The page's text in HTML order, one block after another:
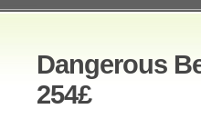
Dangerous
254£